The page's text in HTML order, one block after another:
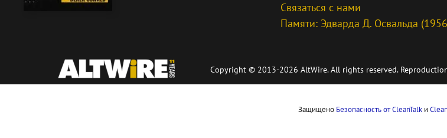
Связаться с нами
Памяти: Эдварда Д. Освальда
Copyright © 2013-2026 AltWire. All rights reserved.
Защищено Безопасность от CleanTalkи